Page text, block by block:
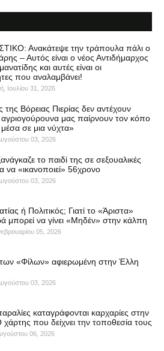
Ανακάτεψε την τράπουλα πάλι ο
– Αυτός είναι ο νέος Αντιδήμαρχος
και αυτές είναι οι
που αναλαμβάνει!
Ιουλίου 31, 2026
της Βόρειας Πιερίας δεν αντέχουν
μας παίρνουν τον κόπο
σε μια νύχτα»
03, 2026
το παιδί της σε σεξουαλικές
να «ικανοποιεί» 56χρονο
03, 2026
ή Πολιτικός; Γιατί το «Άριστα»
μπορεί να γίνει «Μηδέν» στην κάλπη
05, 2026
«Φίλων» αφιερωμένη στην Έλλη
03, 2026
καταγράφονται καρχαρίες στην
που δείχνει την τοποθεσία τους
06, 2026